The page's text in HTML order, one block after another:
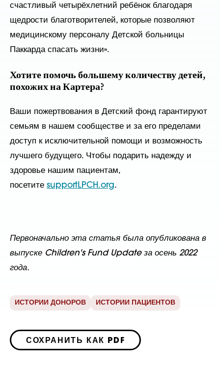
счастливый четырёхлетний ребёнок благодаря
щедрости благотворителей, которые позволяют
медицинскому персоналу Детской больницы
Паккарда спасать жизни».
Хотите помочь большему количеству детей,
похожих на Картера?
Ваши пожертвования в Детский фонд гарантируют
семьям в нашем сообществе и за его пределами
доступ к исключительной помощи и возможность
лучшего будущего. Чтобы подарить надежду и
здоровье нашим пациентам,
посетите supportLPCH.org.
Первоначально эта статья была опубликована в
выпуске Children's Fund Update за осень 2022
года.
ИСТОРИИ ДОНОРОВ ИСТОРИИ ПАЦИЕНТОВ
СОХРАНИТЬ КАК PDF